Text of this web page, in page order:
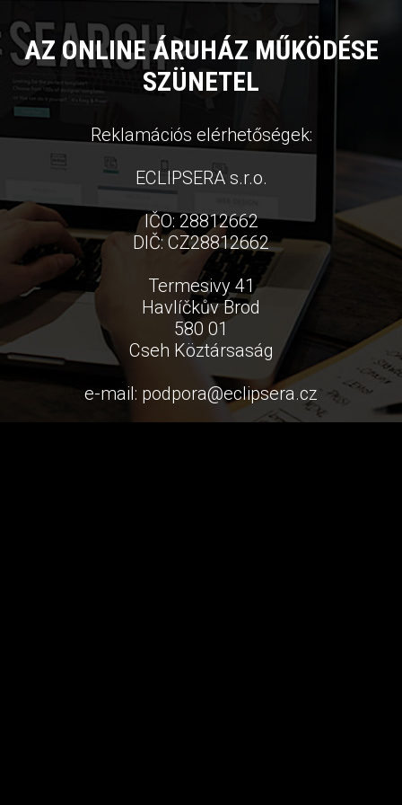
AZ ONLINE ÁRUHÁZ MŰKÖDÉSE
SZÜNETEL
Reklamációs elérhetőségek:
ECLIPSERA s.r.o.
IČO: 28812662
DIČ: CZ28812662
Termesivy 41
Havlíčkův Brod
580 01
Cseh Köztársaság
e-mail: podpora@eclipsera.cz